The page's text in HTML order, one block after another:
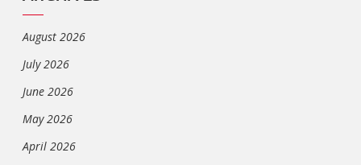
August 2026
July 2026
June 2026
May 2026
April 2026